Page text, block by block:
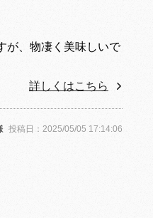
が、物凄く美味しいで
詳しくはこちら
投稿日：2025/05/05 17:14:06